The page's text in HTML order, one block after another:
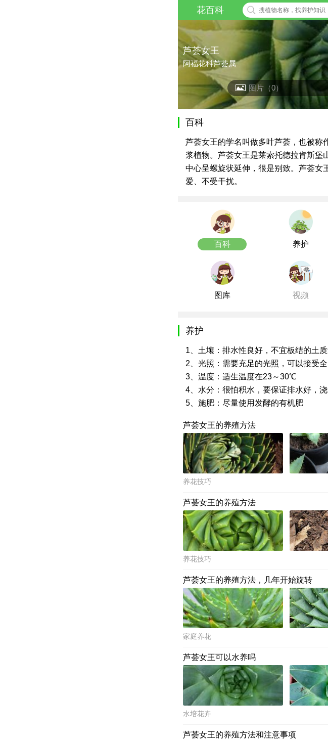
花百科
芦荟女王
阿福花科芦荟属
图片（0）
百科
芦荟女王的学名叫做多叶芦荟，也被称
浆植物。芦荟女王是莱索托德拉肯斯堡
中心呈螺旋状延伸，很是别致。芦荟女
爱、不受干扰。
百科 养护
图库 视频
养护
1、土壤：排水性良好，不宜板结的土
2、光照：需要充足的光照，可以接受
3、温度：适生温度在23～30℃
4、水分：很怕积水，要保证排水好，
5、施肥：尽量使用发酵的有机肥
芦荟女王的养殖方法
养花技巧
芦荟女王的养殖方法
养花技巧
芦荟女王的养殖方法，几年开始旋转
家庭养花
芦荟女王可以水养吗
水培花卉
芦荟女王的养殖方法和注意事项